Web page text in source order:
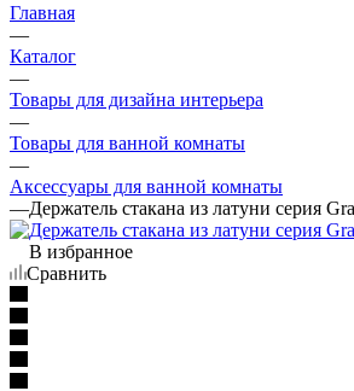
Главная
—
Каталог
—
Товары для дизайна интерьера
—
Товары для ванной комнаты
—
Аксессуары для ванной комнаты
—Держатель стакана из латуни серия
В избранное
Сравнить